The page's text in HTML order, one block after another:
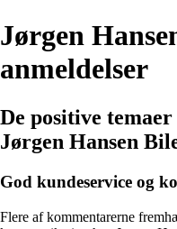
Jørgen
anmeldelser
De positive
Jørgen Hansen
God kundeservice og
Flere af kommentarerne